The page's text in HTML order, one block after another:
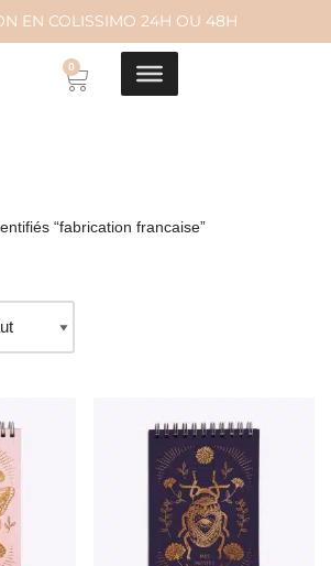
EN COLISSIMO 24H OU 48H
0
“fabrication francaise”